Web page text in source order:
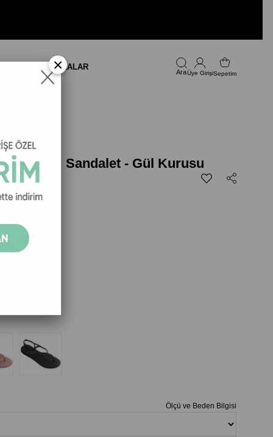
MARKALAR
Üye GirişiSepetim
Kadın Sandalet - Gül Kurusu
Sandalet
Ölçü ve Beden Bilgisi
×